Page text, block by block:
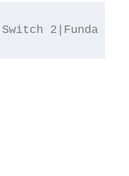
Switch 2|Funda